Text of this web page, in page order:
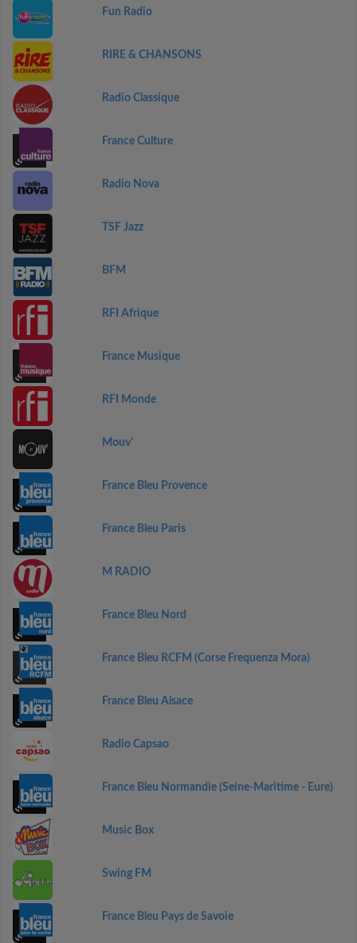
Fun Radio
RIRE & CHANSONS
Radio Classique
France Culture
Radio Nova
TSF Jazz
BFM
RFI Afrique
France Musique
RFI Monde
Mouv'
France Bleu Provence
France Bleu Paris
M RADIO
France Bleu Nord
France Bleu RCFM (Corse Frequenza Mora)
France Bleu Alsace
Radio Capsao
France Bleu Normandie (Seine-Maritime - Eure)
Music Box
Swing FM
France Bleu Pays de Savoie